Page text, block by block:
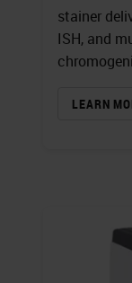
stainer
ISH, and
LEARN